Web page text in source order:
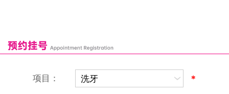
恒乐口腔诊所
富港口腔诊所
项目： *